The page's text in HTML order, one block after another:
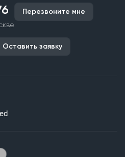
продукции
Перезвоните мне
Оставить заявку